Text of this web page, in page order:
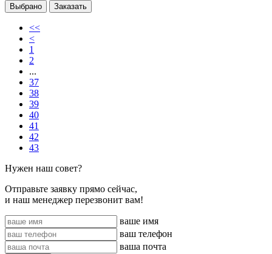
Выбрано Заказать
<<
<
1
2
...
37
38
39
40
41
42
43
Нужен наш совет?
Отправьте заявку прямо сейчас,
и наш менеджер перезвонит вам!
ваше имя
ваш телефон
ваша почта